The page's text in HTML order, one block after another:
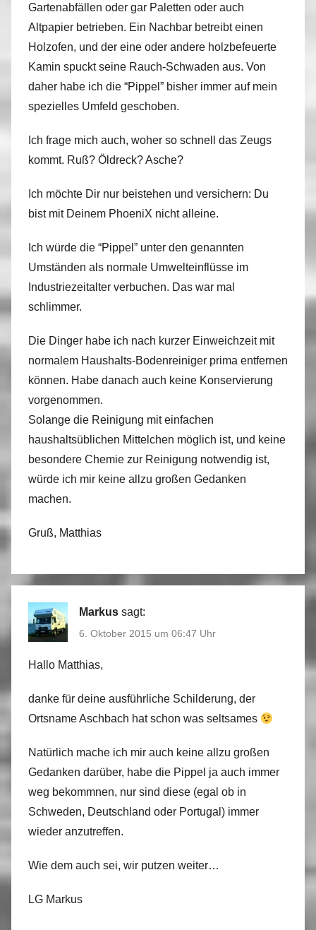
Gartenabfällen oder gar Paletten oder auch
Altpapier betrieben. Ein Nachbar betreibt einen
Holzofen, und der eine oder andere holzbefeuerte
Kamin spuckt seine Rauch-Schwaden aus. Von
daher habe ich die “Pippel” bisher immer auf mein
spezielles Umfeld geschoben.
Ich frage mich auch, woher so schnell das Zeugs
kommt. Ruß? Öldreck? Asche?
Ich möchte Dir nur beistehen und versichern: Du
bist mit Deinem PhoeniX nicht alleine.
Ich würde die “Pippel” unter den genannten
Umständen als normale Umwelteinflüsse im
Industriezeitalter verbuchen. Das war mal
schlimmer.
Die Dinger habe ich nach kurzer Einweichzeit mit
normalem Haushalts-Bodenreiniger prima entfernen
können. Habe danach auch keine Konservierung
vorgenommen.
Solange die Reinigung mit einfachen
haushaltsüblichen Mittelchen möglich ist, und keine
besondere Chemie zur Reinigung notwendig ist,
würde ich mir keine allzu großen Gedanken
machen.
Gruß, Matthias
Markus sagt:
6. Oktober 2015 um 06:47 Uhr
Hallo Matthias,
danke für deine ausführliche Schilderung, der
Ortsname Aschbach hat schon was seltsames
Natürlich mache ich mir auch keine allzu großen
Gedanken darüber, habe die Pippel ja auch immer
weg bekommnen, nur sind diese (egal ob in
Schweden, Deutschland oder Portugal) immer
wieder anzutreffen.
Wie dem auch sei, wir putzen weiter…
LG Markus